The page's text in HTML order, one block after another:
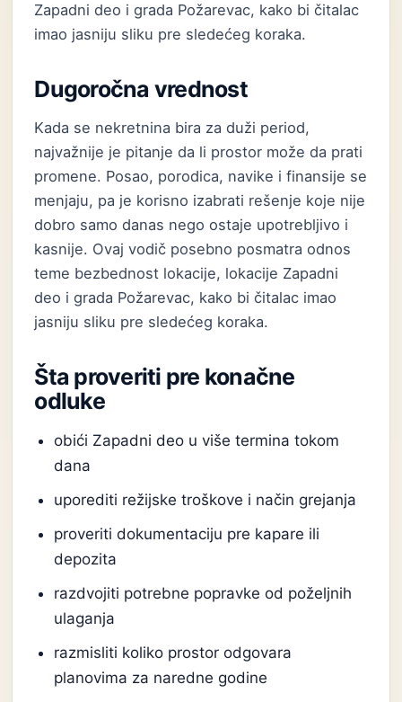
Zapadni deo i grada Požarevac, kako bi čitalac
imao jasniju sliku pre sledećeg koraka.
Dugoročna vrednost
Kada se nekretnina bira za duži period,
najvažnije je pitanje da li prostor može da prati
promene. Posao, porodica, navike i finansije se
menjaju, pa je korisno izabrati rešenje koje nije
dobro samo danas nego ostaje upotrebljivo i
kasnije. Ovaj vodič posebno posmatra odnos
teme bezbednost lokacije, lokacije Zapadni
deo i grada Požarevac, kako bi čitalac imao
jasniju sliku pre sledećeg koraka.
Šta proveriti pre konačne
odluke
obići Zapadni deo u više termina tokom
dana
uporediti režijske troškove i način grejanja
proveriti dokumentaciju pre kapare ili
depozita
razdvojiti potrebne popravke od poželjnih
ulaganja
razmisliti koliko prostor odgovara
planovima za naredne godine